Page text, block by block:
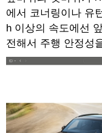
에서 코너링이나 유
h 이상의 속도에선
전해서 주행 안정성